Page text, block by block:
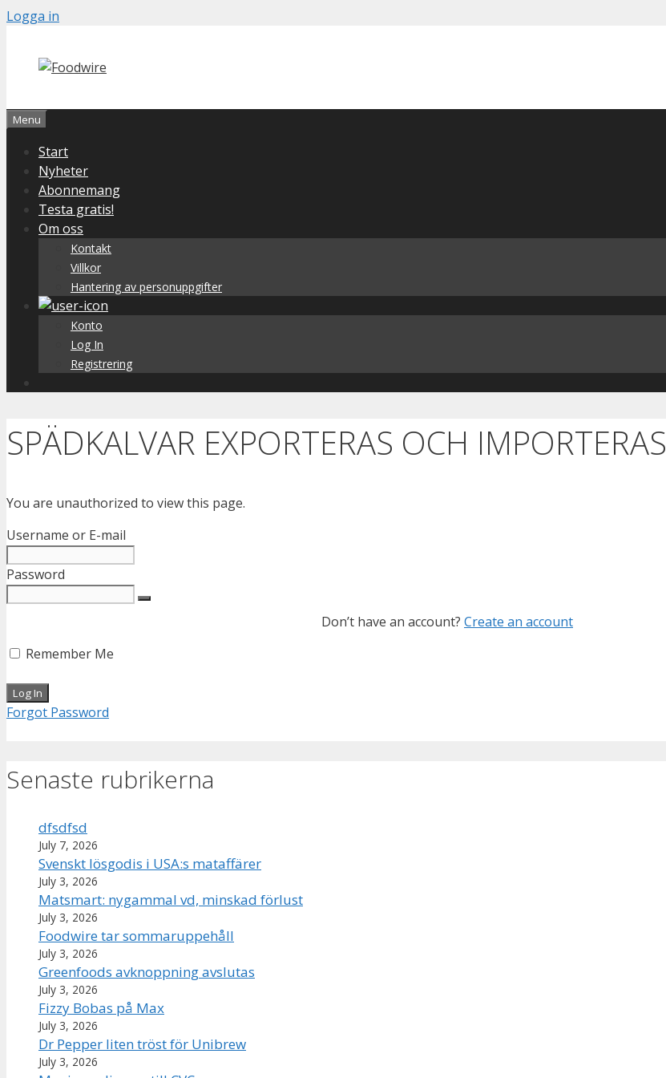
Skip
content
Logga in
Menu
Start
Nyheter
Abonnemang
Testa gratis!
Om oss
Kontakt
Villkor
Hantering av personuppgifter
Konto
Log In
Registrering
SPÄDKALVAR EXPORTERAS OCH IMPORTERAS
You are unauthorized to view this page.
Username or E-mail
Password
Don’t have an account? Create an account
Remember Me
Forgot Password
Senaste rubrikerna
dfsdfsd
July 7, 2026
Svenskt lösgodis i USA:s mataffärer
July 3, 2026
Matsmart: nygammal vd, minskad förlust
July 3, 2026
Foodwire tar sommaruppehåll
July 3, 2026
Greenfoods avknoppning avslutas
July 3, 2026
Fizzy Bobas på Max
July 3, 2026
Dr Pepper liten tröst för Unibrew
July 3, 2026